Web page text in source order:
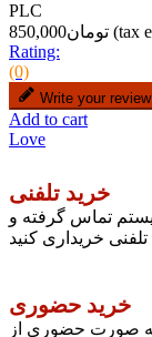
PLC
تومان850,000 (tax
Rating:
(0)
Write your review
Add to cart
Love
خرید تلفنی
تماس گرفته و
خریداری کنید
خرید حضوری
صورت حضوری از